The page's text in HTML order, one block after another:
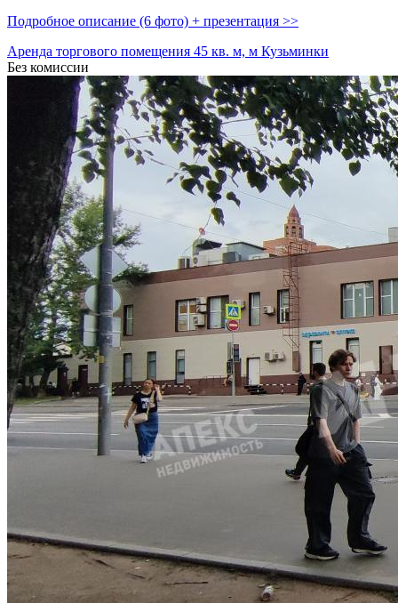
Подробное описание (6 фото) + презентация >>
Аренда торгового помещения 45 кв. м, м Кузьминки
Без комиссии